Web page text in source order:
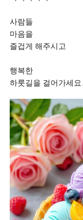
사람들
마음을
즐겁게 해주시고
행복한
하룻길을 걸어가세요.